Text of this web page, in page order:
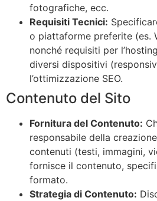
fotografiche, ecc.
Requisiti Tecnici:
o piattaforme preferite (es.
nonché requisiti per
diversi dispositivi
l’ottimizzazione SEO.
Contenuto del Sito
Fornitura del Contenuto:
responsabile della
contenuti (testi, immagini,
fornisce il contenuto,
formato.
Strategia di Contenuto: